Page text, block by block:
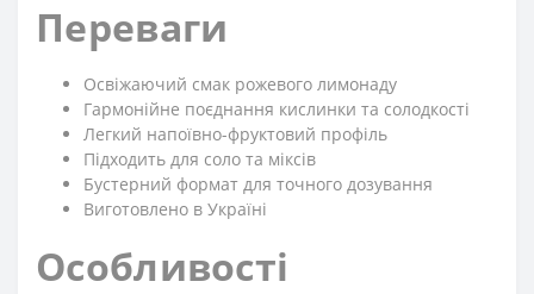
Переваги
Освіжаючий смак рожевого лимонаду
Гармонійне поєднання кислинки та солодкості
Легкий напоївно-фруктовий профіль
Підходить для соло та міксів
Бустерний формат для точного дозування
Виготовлено в Україні
Особливості